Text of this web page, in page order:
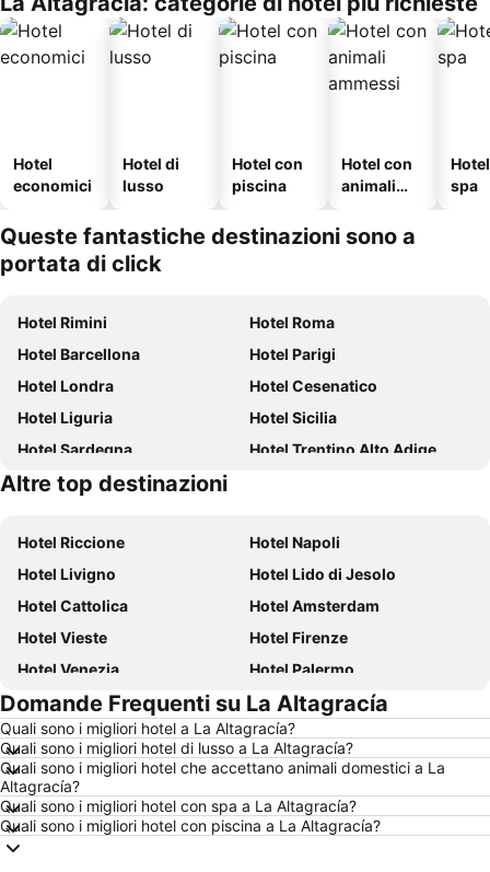
Hotel
economici
Hotel di
lusso
Hotel con
piscina
Hotel con
animali
spa
Queste fantastiche destinazioni sono a
portata di click
Hotel Rimini
Hotel Roma
Hotel Barcellona
Hotel Parigi
Hotel Londra
Hotel Cesenatico
Hotel Liguria
Hotel Sicilia
Hotel Sardegna
Hotel Trentino Alto Adige
Hotel Puglia
Altre top destinazioni
Hotel Riccione
Hotel Napoli
Hotel Livigno
Hotel Lido di Jesolo
Hotel Cattolica
Hotel Amsterdam
Hotel Vieste
Hotel Firenze
Hotel Venezia
Hotel Palermo
Hotel Valencia
Hotel Sharm el-Sheikh
Hotel Bellaria-Igea Marina
Hotel Milano Marittima
Hotel Vienna
Hotel Caorle
Hotel New York
Hotel Milano
Hotel Alghero
Hotel Calabria
Domande Frequenti su La Altagracía
Quali sono i migliori hotel a La Altagracía?
Quali sono i migliori hotel di lusso a La Altagracía?
Quali sono i migliori hotel che accettano animali domestici a La
Altagracía?
Quali sono i migliori hotel con spa a La Altagracía?
Quali sono i migliori hotel con piscina a La Altagracía?